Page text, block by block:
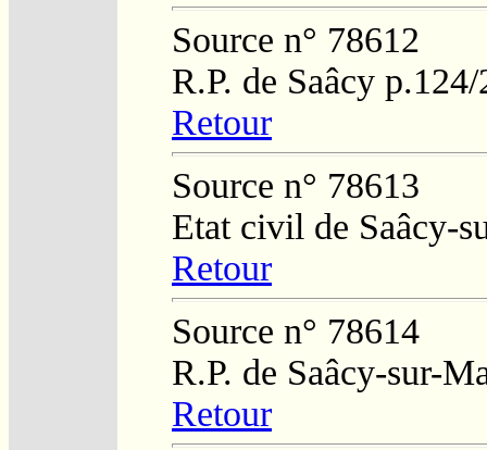
Source n° 78612
R.P. de Saâcy
Retour
Source n° 78613
Etat civil de Saâcy-
Retour
Source n° 78614
R.P. de Saâcy-sur-
Retour